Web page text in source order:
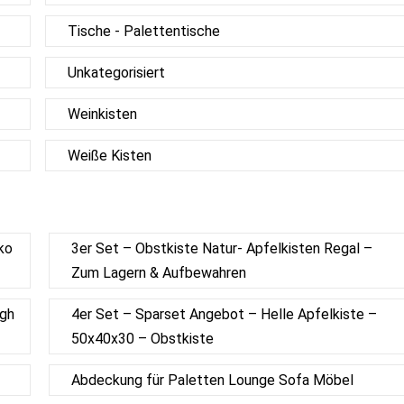
Tische - Palettentische
Unkategorisiert
Weinkisten
Weiße Kisten
3er Set – Obstkiste Natur- Apfelkisten Regal –
Zum Lagern & Aufbewahren
4er Set – Sparset Angebot – Helle Apfelkiste –
50x40x30 – Obstkiste
Abdeckung für Paletten Lounge Sofa Möbel